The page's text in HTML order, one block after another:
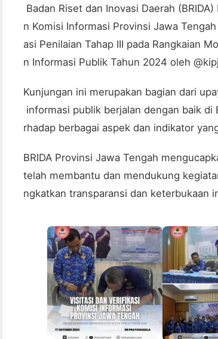
Badan Riset dan Inovasi Daerah
n Komisi Informasi Provinsi Jawa
asi Penilaian Tahap III pada Rangkaian
n Informasi Publik Tahun 2024 oleh
Kunjungan ini merupakan bagian dari
informasi publik berjalan dengan baik di
rhadap berbagai aspek dan indikator
BRIDA Provinsi Jawa Tengah
telah membantu dan mendukung
ngkatkan transparansi dan keterbukaan